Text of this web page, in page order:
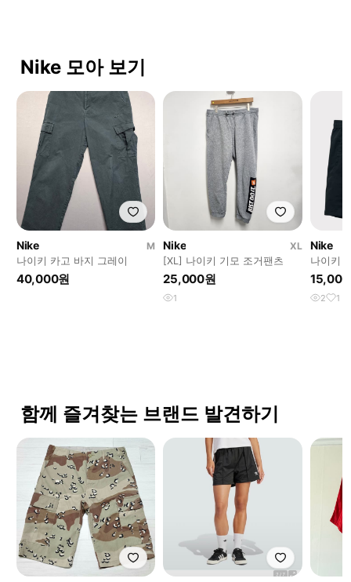
Nike 모아 보기
Nike
M
나이키 카고 바지 그레이
40,000원
Nike
XL
[XL] 나이키 기모 조거팬츠
25,000원
1
Nike
나이키
바지 남
2 1
함께 즐겨찾는 브랜드 발견하기